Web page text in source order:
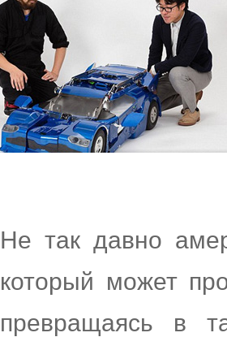
Не так давно
который может
превращаясь в